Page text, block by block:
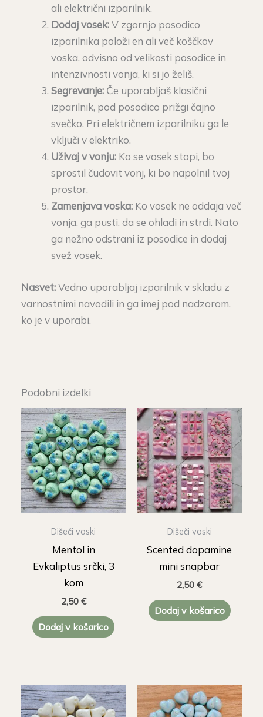
ali električni izparilnik.
Dodaj vosek:V zgornjo posodico
izparilnika položi en ali več koščkov
voska, odvisno od velikosti posodice in
intenzivnosti vonja, ki si jo želiš.
Segrevanje: Če uporabljaš klasični
izparilnik, pod posodico prižgi čajno
svečko. Pri električnem izparilniku ga le
vključi v elektriko.
Uživaj v vonju: Ko se vosek stopi, bo
sprostil čudovit vonj, ki bo napolnil tvoj
prostor.
Zamenjava voska: Ko vosek ne oddaja več
vonja, ga pusti, da se ohladi in strdi. Nato
ga nežno odstrani iz posodice in dodaj
svež vosek.
Nasvet:Vedno uporabljaj izparilnik v skladu z
varnostnimi navodili in ga imej pod nadzorom,
ko je v uporabi.
Podobni izdelki
Dišeči voski
Mentol in
Evkaliptus srčki, 3
kom
2,50 €
Dodaj v košarico
Dišeči voski
Scented dopamine
mini snapbar
2,50€
Dodaj v košarico